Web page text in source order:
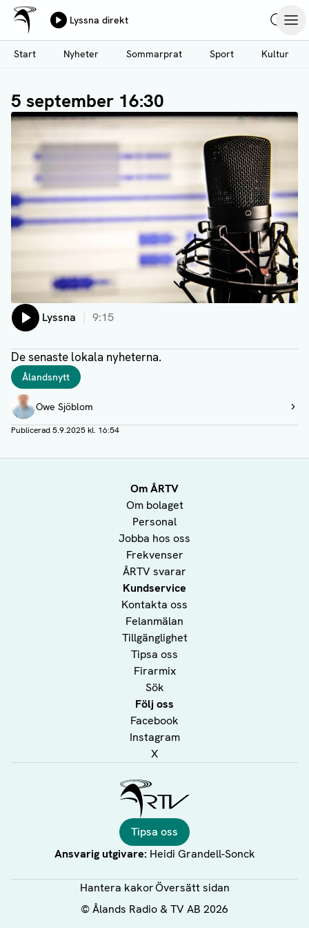
Hoppa
till
huvudinnehåll
Ålands Radio & TV
Lyssna direkt
Start
Nyheter Sommarprat Sport Kultur
5 september 16:30
Lyssna 9:15
De senaste lokala nyheterna.
Taggar
Ålandsnytt
Författare
Owe Sjöblom
Visa profil
Publicerad5.9.2025 kl. 16:54
Om ÅRTV
Om bolaget
Personal
Jobba hos oss
Frekvenser
ÅRTV svarar
Kundservice
Kontakta oss
Felanmälan
Tillgänglighet
Tipsa oss
Firarmix
Sök
Följ oss
Facebook
Instagram
X
Tipsa oss
Ansvarig utgivare: Heidi Grandell-Sonck
Hantera kakorÖversätt sidan
©Ålands Radio & TV AB 2026